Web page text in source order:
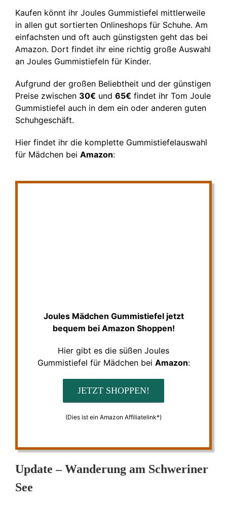
Kaufen könnt ihr Joules Gummistiefel mittlerweile
in allen gut sortierten Onlineshops für Schuhe. Am
einfachsten und oft auch günstigsten geht das bei
Amazon. Dort findet ihr eine richtig große Auswahl
an Joules Gummistiefeln für Kinder.
Aufgrund der großen Beliebtheit und der günstigen
Preise zwischen 30€ und 65€ findet ihr Tom Joule
Gummistiefel auch in dem ein oder anderen guten
Schuhgeschäft.
Hier findet ihr die komplette Gummistiefelauswahl
für Mädchen bei Amazon:
Joules Mädchen Gummistiefel jetzt
bequem bei Amazon Shoppen!
Hier gibt es die süßen Joules
Gummistiefel für Mädchen bei Amazon:
JETZT SHOPPEN!
(Dies ist ein Amazon Affiliatelink*)
Update – Wanderung am Schweriner
See